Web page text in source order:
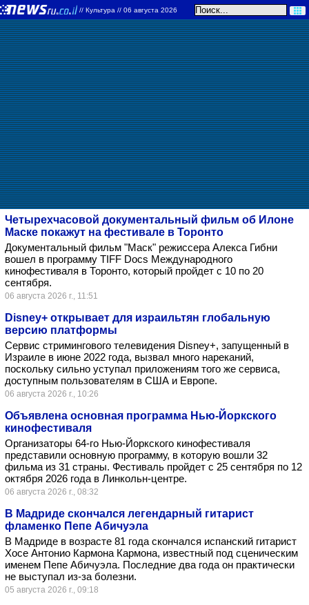
// Культура // 06 августа 2026
Четырехчасовой документальный фильм об Илоне
Маске покажут на фестивале в Торонто
Документальный фильм "Маск" режиссера Алекса Гибни
вошел в программу TIFF Docs Международного
кинофестиваля в Торонто, который пройдет с 10 по 20
сентября.
06 августа 2026 г., 11:51
Disney+ открывает для израильтян глобальную
версию платформы
Сервис стримингового телевидения Disney+, запущенный в
Израиле в июне 2022 года, вызвал много нареканий,
поскольку сильно уступал приложениям того же сервиса,
доступным пользователям в США и Европе.
06 августа 2026 г., 10:26
Объявлена основная программа Нью-Йоркского
кинофестиваля
Организаторы 64-го Нью-Йоркского кинофестиваля
представили основную программу, в которую вошли 32
фильма из 31 страны. Фестиваль пройдет с 25 сентября по 12
октября 2026 года в Линкольн-центре.
06 августа 2026 г., 08:32
В Мадриде скончался легендарный гитарист
фламенко Пепе Абичуэла
В Мадриде в возрасте 81 года скончался испанский гитарист
Хосе Антонио Кармона Кармона, известный под сценическим
именем Пепе Абичуэла. Последние два года он практически
не выступал из-за болезни.
05 августа 2026 г., 09:18